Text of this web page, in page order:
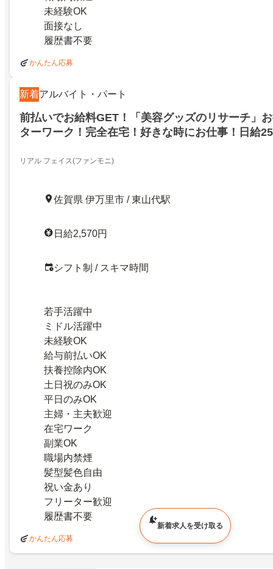
未経験OK
面接なし
履歴書不要
かんたん応募
新着アルバイト・パート
前払いでお給料GET！「美容グッズのリサーチ」
ターワーク！完全在宅！好きな時にお仕事！日給
リアル フェイス(ファンモニ)
佐賀県 伊万里市 / 東山代駅
日給2,570円
シフト制 / スキマ時間
若手活躍中
ミドル活躍中
未経験OK
給与前払いOK
扶養控除内OK
土日祝のみOK
平日のみOK
主婦・主夫歓迎
在宅ワーク
副業OK
職場内禁煙
髪型髪色自由
祝い金あり
フリーター歓迎
履歴書不要
かんたん応募
新着求人を受け取る